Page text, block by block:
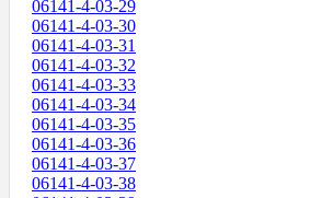
06141-4-03-29
06141-4-03-30
06141-4-03-31
06141-4-03-32
06141-4-03-33
06141-4-03-34
06141-4-03-35
06141-4-03-36
06141-4-03-37
06141-4-03-38